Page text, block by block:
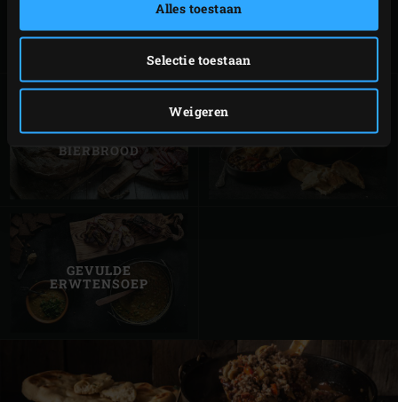
Alles toestaan
Selectie toestaan
Weigeren
Large,
WALNOTEN-
BIERBROOD
CHILI CON CARNE
GEVULDE
ERWTENSOEP